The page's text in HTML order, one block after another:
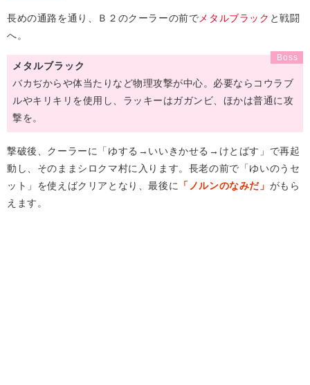
長めの通路を通り、Ｂ２のクーラーの前で メタルブラック と戦闘
へ。
メタルブラック
バカぢからや体当たりなど物理攻撃が中心。必要ならコウラブ
ルやキリキリを使用し、ラッキーはガガンビ、ほかは普通に攻
撃を。
撃破後、クーラーに「ゆする→いいきかせる→けとばす」で再起
動し、そのままシロクマ村に入ります。長老の前で「ゆいのうセ
ット」を使えばクリアとなり、最後に
「ノルンのなみだ」 がもら
えます。